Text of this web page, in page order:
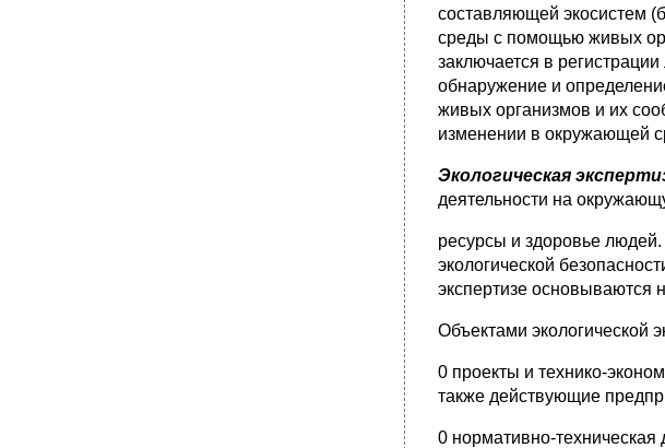
составляющей экосистем
среды с по­мощью живых
заключается в
обнаружение и
живых организмов и их
изменении в окружающей
Экологическая
дея­тельности на
ресурсы и здоровье людей.
эко­логической
экспертизе основываются
Объектами экологической
0 проекты и технико-
также действующие
0 нормативно-техническая